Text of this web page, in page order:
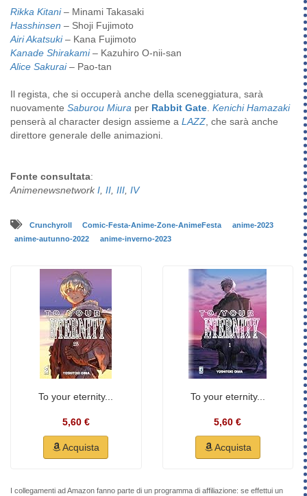
Rikka Kitani– Minami Takasaki
Hasshinsen – Shoji Fujimoto
Airi Akatsuki– Kana Fujimoto
Kanade Shirakami – Kazuhiro O-nii-san
Alice Sakurai– Pao-tan
Il regista, che si occuperà anche della sceneggiatura, sarà
nuovamente Saburou Miura per Rabbit Gate Kenichi Hamazaki
penserà al character design assieme a LAZZ , che sarà anche
direttore generale delle animazioni.
Fonte consultata:
AnimenewsnetworkI II III IV
Crunchyroll Comic-Festa-Anime-Zone-AnimeFesta
anime-2023
anime-autunno-2022
anime-inverno-2023
To your eternity...
5,60 €
Acquista
To your eternity...
5,60 €
Acquista
I collegamenti ad Amazon fanno parte di un programma di affiliazione: se effettui un